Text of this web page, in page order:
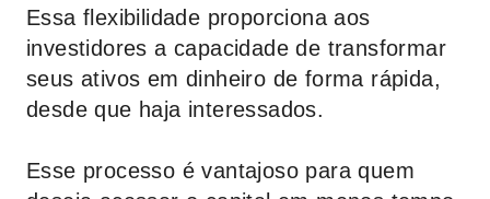
Essa flexibilidade proporciona aos
investidores a capacidade de transformar
seus ativos em dinheiro de forma rápida,
desde que haja interessados.
Esse processo é vantajoso para quem